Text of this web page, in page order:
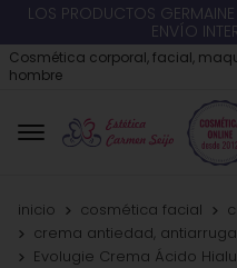
LOS PRODUCTOS
ENVÍO
Cosmética corporal, facial,
hombre
inicio cosmética facial
crema antiedad,
Evolugie Crema Ácido